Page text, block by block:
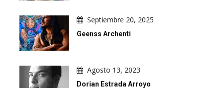
Septiembre 20, 2025
Geenss Archenti
Agosto 13, 2023
Dorian Estrada Arroyo